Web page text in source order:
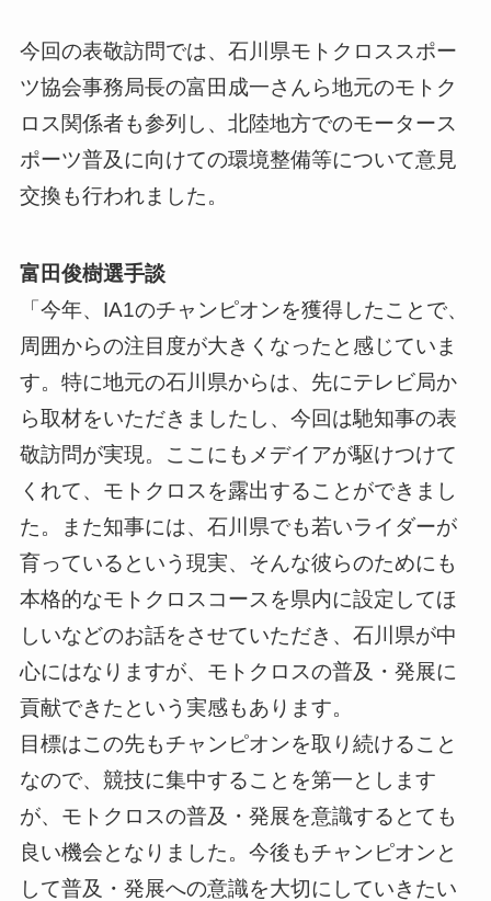
今回の表敬訪問では、石川県モトクロススポー
ツ協会事務局長の富田成一さんら地元のモトク
ロス関係者も参列し、北陸地方でのモータース
ポーツ普及に向けての環境整備等について意見
交換も行われました。
富田俊樹選手談
「今年、IA1のチャンピオンを獲得したことで、
周囲からの注目度が大きくなったと感じていま
す。特に地元の石川県からは、先にテレビ局か
ら取材をいただきましたし、今回は馳知事の表
敬訪問が実現。ここにもメデイアが駆けつけて
くれて、モトクロスを露出することができまし
た。また知事には、石川県でも若いライダーが
育っているという現実、そんな彼らのためにも
本格的なモトクロスコースを県内に設定してほ
しいなどのお話をさせていただき、石川県が中
心にはなりますが、モトクロスの普及・発展に
貢献できたという実感もあります。
目標はこの先もチャンピオンを取り続けること
なので、競技に集中することを第一とします
が、モトクロスの普及・発展を意識するとても
良い機会となりました。今後もチャンピオンと
して普及・発展への意識を大切にしていきたい